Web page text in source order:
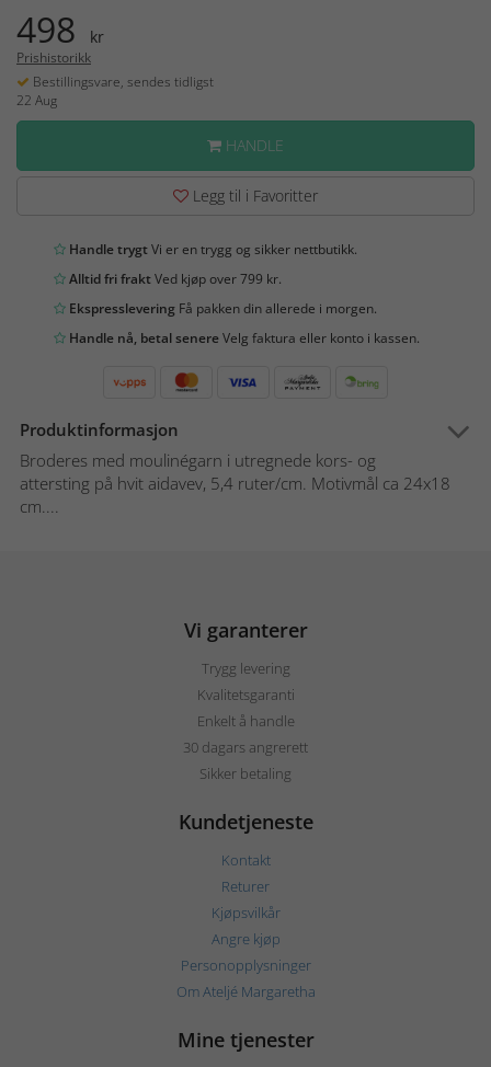
498 kr
Prishistorikk
Bestillingsvare, sendes tidligst
22 Aug
HANDLE
Legg til i Favoritter
Handle trygtVi er en trygg og sikker nettbutikk.
Alltid fri fraktVed kjøp over 799 kr.
Ekspresslevering Få pakken din allerede i morgen.
Handle nå, betal senereVelg faktura eller konto i kassen.
Produktinformasjon
Broderes med moulinégarn i utregnede kors- og
attersting på hvit aidavev, 5,4 ruter/cm. Motivmål ca 24x18
cm....
Vi garanterer
Trygg levering
Kvalitetsgaranti
Enkelt å handle
30 dagars angrerett
Sikker betaling
Kundetjeneste
Kontakt
Returer
Kjøpsvilkår
Angre kjøp
Personopplysninger
Om Ateljé Margaretha
Mine tjenester